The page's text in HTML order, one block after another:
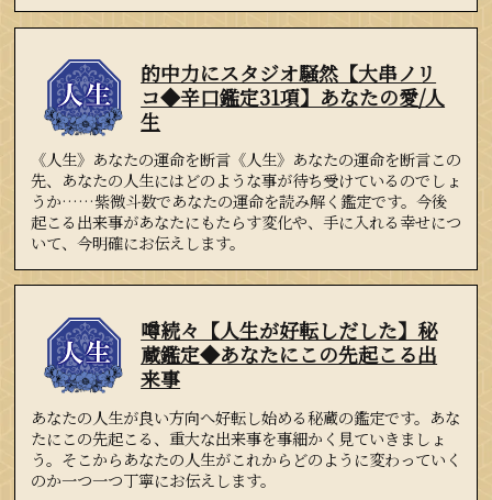
的中力にスタジオ騒然【大串ノリ
コ◆辛口鑑定31項】あなたの愛/人
生
《人生》あなたの運命を断言《人生》あなたの運命を断言この
先、あなたの人生にはどのような事が待ち受けているのでしょ
うか……紫微斗数であなたの運命を読み解く鑑定です。今後
起こる出来事があなたにもたらす変化や、手に入れる幸せにつ
いて、今明確にお伝えします。
噂続々【人生が好転しだした】秘
蔵鑑定◆あなたにこの先起こる出
来事
あなたの人生が良い方向へ好転し始める秘蔵の鑑定です。あな
たにこの先起こる、重大な出来事を事細かく見ていきましょ
う。そこからあなたの人生がこれからどのように変わっていく
のか一つ一つ丁寧にお伝えします。